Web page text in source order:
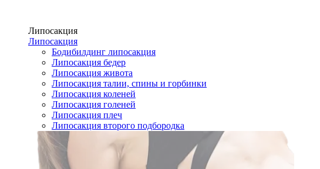
Липосакция
Липосакция
Бодибилдинг липосакция
Липосакция бедер
Липосакция живота
Липосакция талии, спины и горбинки
Липосакция коленей
Липосакция голеней
Липосакция плеч
Липосакция второго подбородка